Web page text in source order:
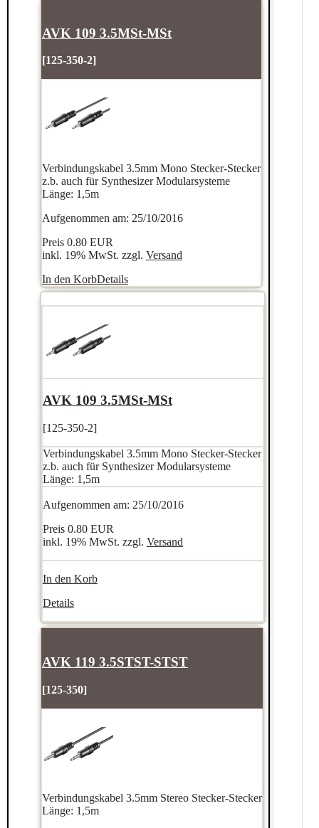
AVK 109 3.5MSt-MSt
[125-350-2]
Verbindungskabel 3.5mm Mono Stecker-Stecker
z.b. auch für Synthesizer Modularsysteme
Länge: 1,5m
Aufgenommen am: 25/10/2016
Preis 0.80 EUR
inkl. 19% MwSt. zzgl. Versand
In den KorbDetails
AVK 109 3.5MSt-MSt
[125-350-2]
Verbindungskabel 3.5mm Mono Stecker-Stecker
z.b. auch für Synthesizer Modularsysteme
Länge: 1,5m
Aufgenommen am: 25/10/2016
Preis 0.80 EUR
inkl. 19% MwSt. zzgl. Versand
In den Korb
Details
AVK 119 3.5STST-STST
[125-350]
Verbindungskabel 3.5mm Stereo Stecker-Stecker
Länge: 1,5m